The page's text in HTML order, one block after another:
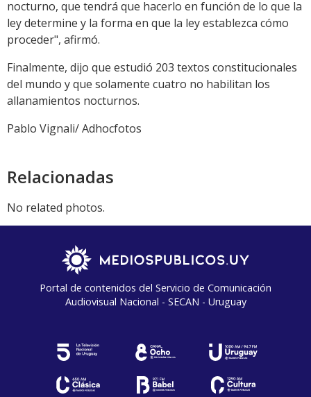
nocturno, que tendrá que hacerlo en función de lo que la
ley determine y la forma en que la ley establezca cómo
proceder", afirmó.
Finalmente, dijo que estudió 203 textos constitucionales
del mundo y que solamente cuatro no habilitan los
allanamientos nocturnos.
Pablo Vignali/ Adhocfotos
Relacionadas
No related photos.
Portal de contenidos del Servicio de Comunicación
Audiovisual Nacional - SECAN - Uruguay